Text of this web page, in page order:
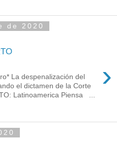
de 2020
›
La despenalización del
el dictamen de la Corte
Latinoamerica Piensa ...